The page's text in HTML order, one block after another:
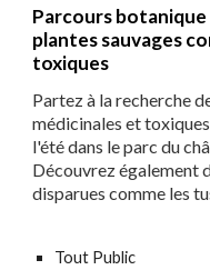
Parcours botanique
plantes sauvages
toxiques
Partez à la recherche
médicinales et
l'été dans le parc du
Découvrez également
disparues comme les
Tout Public